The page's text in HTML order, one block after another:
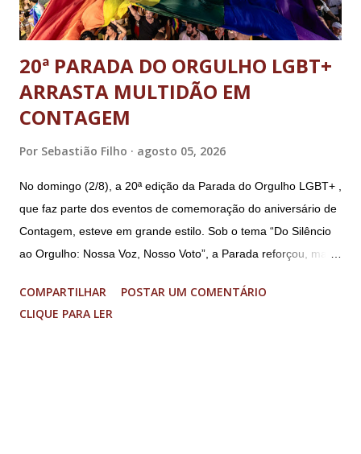
20ª PARADA DO ORGULHO LGBT+
ARRASTA MULTIDÃO EM
CONTAGEM
Por Sebastião Filho agosto 05, 2026
No domingo (2/8), a 20ª edição da Parada do Orgulho LGBT+ ,
que faz parte dos eventos de comemoração do aniversário de
Contagem, esteve em grande estilo. Sob o tema “Do Silêncio
ao Orgulho: Nossa Voz, Nosso Voto”, a Parada reforçou, mais
município. A concentração foi na Praça da Glória, que estava
preparada com um palco e contou com diversos shows,
COMPARTILHAR
POSTAR UM COMENTÁRIO
CLIQUE PARA LER